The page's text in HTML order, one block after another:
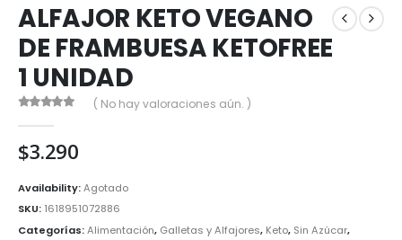
ALFAJOR KETO VEGANO
DE FRAMBUESA KETOFREE
1 UNIDAD
( No hay valoraciones aún. )
$3.290
Availability:Agotado
SKU: 1618951072886
Categorías:Alimentación, Galletas y Alfajores, Keto, Sin Azúcar,